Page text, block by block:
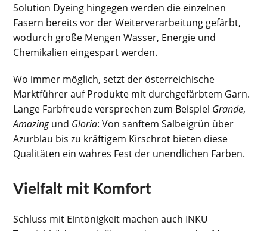
Solution Dyeing hingegen werden die einzelnen
Fasern bereits vor der Weiterverarbeitung gefärbt,
wodurch große Mengen Wasser, Energie und
Chemikalien eingespart werden.
Wo immer möglich, setzt der österreichische
Marktführer auf Produkte mit durchgefärbtem Garn.
Lange Farbfreude versprechen zum Beispiel Grande,
Amazingund Gloria: Von sanftem Salbeigrün über
Azurblau bis zu kräftigem Kirschrot bieten diese
Qualitäten ein wahres Fest der unendlichen Farben.
Vielfalt mit Komfort
Schluss mit Eintönigkeit machen auch INKU